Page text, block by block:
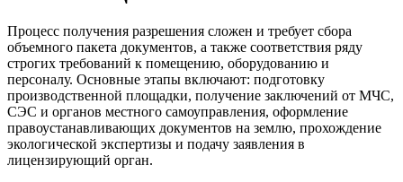
Процесс получения разрешения сложен и требует сбора
объемного пакета документов, а также соответствия ряду
строгих требований к помещению, оборудованию и
персоналу. Основные этапы включают: подготовку
производственной площадки, получение заключений от МЧС,
СЭС и органов местного самоуправления, оформление
правоустанавливающих документов на землю, прохождение
экологической экспертизы и подачу заявления в
лицензирующий орган.